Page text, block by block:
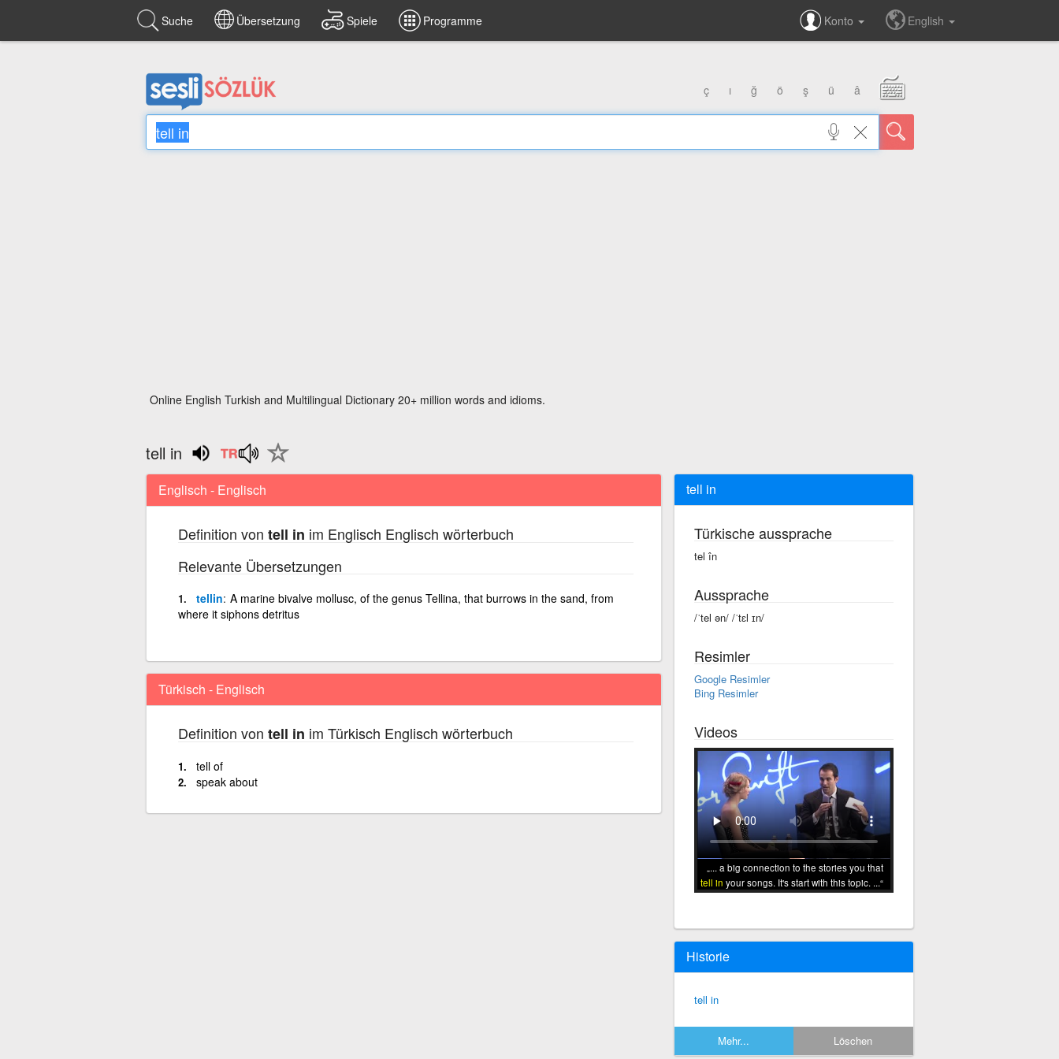
Suche Übersetzung Spiele Programme Konto English
ç ı ğ ö ş ü â
Online English Turkish and Multilingual Dictionary 20+ million words and idioms.
tell in
Englisch - Englisch
Definition von tell in im Englisch Englisch wörterbuch
Relevante Übersetzungen
tellin A marine bivalve mollusc, of the genus Tellina, that burrows in the sand, from
where it siphons detritus
Türkisch - Englisch
Definition von tell in im Türkisch Englisch wörterbuch
tell of
speak about
tell in
Türkische aussprache
tel în
Aussprache
/ˈtel ən/ /ˈtɛl ɪn/
Resimler
Google Resimler
Bing Resimler
Videos
... a big connection to the stories you that
tell in your songs. It's start with this topic. ...
Historie
tell in
Mehr... Löschen